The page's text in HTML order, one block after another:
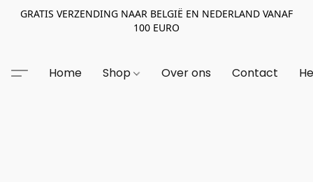
GRATIS VERZENDING NAAR BELGIË EN NEDERLAND VANAF
100 EURO
Home Shop Over ons Contact